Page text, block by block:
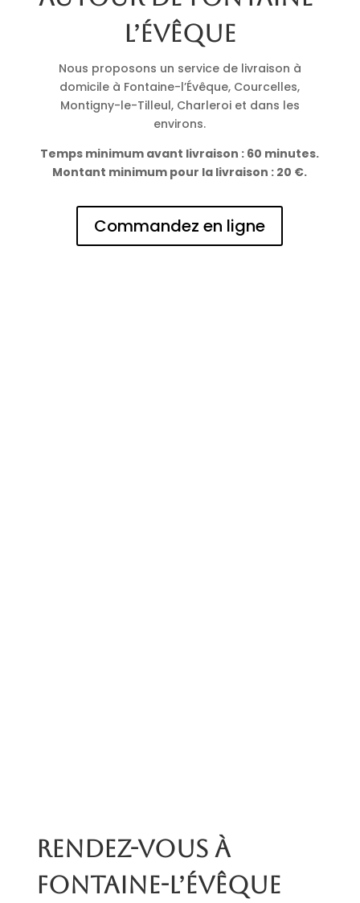
l’Évêque
Nous proposons un service de livraison à
domicile à Fontaine-l’Évêque, Courcelles,
Montigny-le-Tilleul, Charleroi et dans les
environs.
Temps minimum avant livraison : 60 minutes.
Montant minimum pour la livraison : 20 €.
Commandez en ligne
Rendez-vous à
Fontaine-l’Évêque